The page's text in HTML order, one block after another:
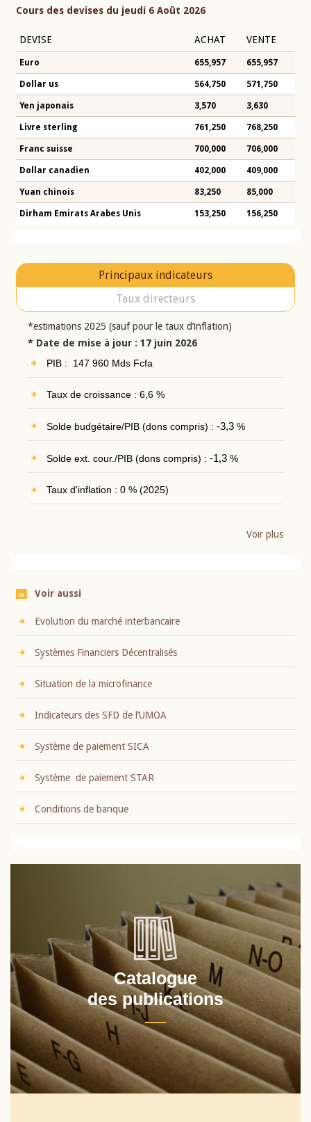
Cours des devises du jeudi 6 Août 2026
DEVISE ACHAT VENTE
Euro 655,957 655,957
Dollar us 564,750 571,750
Yen japonais 3,570 3,630
Livre sterling 761,250 768,250
Franc suisse 700,000 706,000
Dollar canadien 402,000 409,000
Yuan chinois 83,250 85,000
Dirham Emirats Arabes Unis 153,250 156,250
Principaux indicateurs
Taux directeurs
*estimations 2025 (sauf pour le taux d’inflation)
* Date de mise à jour : 17 juin 2026
PIB : 147 960 Mds Fcfa
Taux de croissance : 6,6 %
Solde budgétaire/PIB (dons compris) : -3,3%
Solde ext. cour./PIB (dons compris) : -1,3%
Taux d'inflation : 0 % (2025)
Voir plus
Voir aussi
Evolution du marché interbancaire
Systèmes Financiers Décentralisés
Situation de la microfinance
Indicateurs des SFD de l’UMOA
Système de paiement SICA
Système de paiement STAR
Conditions de banque
Catalogue
des publications